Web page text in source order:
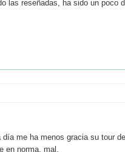
las reseñadas, ha sido un poco
me ha menos gracia su tour
norma, mal.